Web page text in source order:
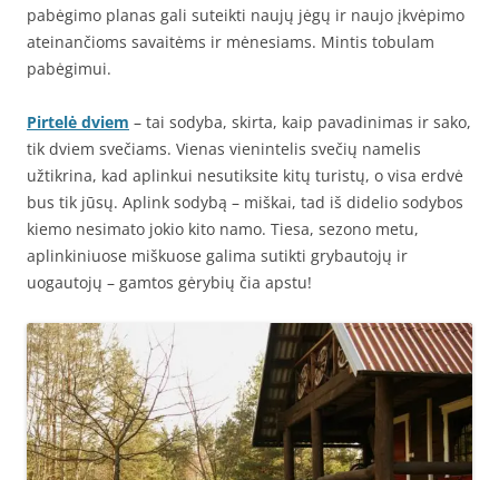
pabėgimo planas gali suteikti naujų jėgų ir naujo įkvėpimo
ateinančioms savaitėms ir mėnesiams. Mintis tobulam
pabėgimui.
Pirtelė dviem – tai sodyba, skirta, kaip pavadinimas ir sako,
tik dviem svečiams. Vienas vienintelis svečių namelis
užtikrina, kad aplinkui nesutiksite kitų turistų, o visa erdvė
bus tik jūsų. Aplink sodybą – miškai, tad iš didelio sodybos
kiemo nesimato jokio kito namo. Tiesa, sezono metu,
aplinkiniuose miškuose galima sutikti grybautojų ir
uogautojų – gamtos gėrybių čia apstu!